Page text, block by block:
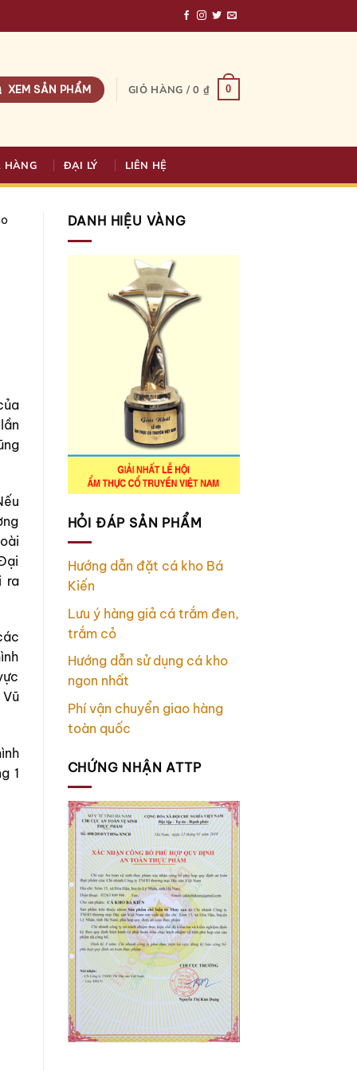
XEM SẢN PHẨM GIỎ HÀNG /0 ₫ 0
HÀNG ĐẠI LÝ LIÊN HỆ
ra
1
DANH HIỆU VÀNG
HỎI ĐÁP SẢN PHẨM
Hướng dẫn đặt cá kho Bá
Kiến
Lưu ý hàng giả cá trắm đen,
trắm cỏ
Hướng dẫn sử dụng cá kho
ngon nhất
Phí vận chuyển giao hàng
toàn quốc
CHỨNG NHẬN ATTP